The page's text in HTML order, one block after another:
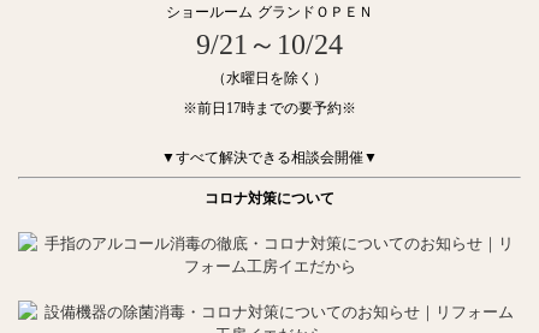
ショールーム グランドＯＰＥＮ
9/21～10/24
（水曜日を除く）
※前日17時までの要予約※
▼すべて解決できる相談会開催▼
コロナ対策について